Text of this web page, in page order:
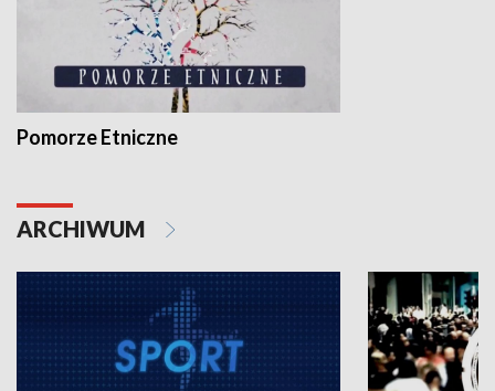
Pomorze Etniczne
ARCHIWUM